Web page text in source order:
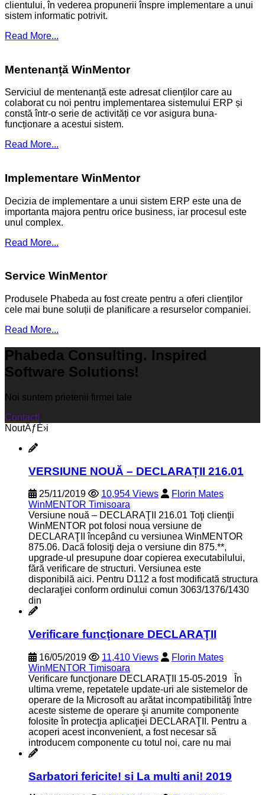
clientului, în vederea propunerii înspre implementare a unui
sistem informatic potrivit.
Read More...
Mentenanță WinMentor
Serviciul de mentenanță este adresat clienților care au
colaborat cu noi pentru implementarea sistemului ERP și
constă într-o serie de activități ce vor asigura buna-
funcționare a acestui sistem.
Read More...
Implementare WinMentor
Decizia de implementare a unui sistem ERP este una de
importanta majora pentru orice business, iar procesul este
unul complex.
Read More...
Service WinMentor
Produsele Phabeda au fost create pentru a oferi clienților
cele mai bune soluții de planificare a resurselor companiei.
Read More...
Phabeda Consulting. Inspired
Software Solutions!
Noi suntem prietenii firmei tale
Contact!
NoutÄƒÈ›i
VERSIUNE NOUĂ – DECLARAȚII 216.01
25/11/2019 10,954 Views
Florin Mates
WinMENTOR Timisoara
Versiune nouă – DECLARAŢII 216.01 Toţi clienţii
WinMENTOR pot folosi noua versiune de
DECLARAŢII începând cu versiunea WinMENTOR
875.06. Dacă folosiţi deja o versiune din 875.**,
upgrade-ul presupune doar copierea executabilului,
fără verificare de structuri. Versiunea este
disponibilă aici. Pentru D112 a fost modificată structura
declaraţiei conform ordinului comun 3063/1376/1430
din
Verificare funcţionare DECLARAŢII
16/05/2019 11,410 Views
Florin Mates
WinMENTOR Timisoara
Verificare funcţionare DECLARAŢII 15-05-2019 În
ultima vreme, repetatele update-uri ale sistemelor de
operare de la Microsoft au arătat incompatibilităţi între
aceste sisteme de operare şi anumite componente
folosite în protecţia aplicaţiei DECLARAŢII. Pentru a
acoperi acest inconvenient, a fost necesar să
introducem componente cu totul noi, care nu mai
Sarbatori fericite! si La multi ani! 2019